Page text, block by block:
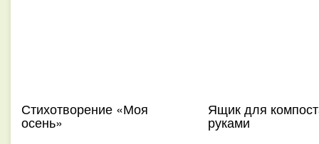
Стихотворение «Моя
осень»
Ящик для
руками